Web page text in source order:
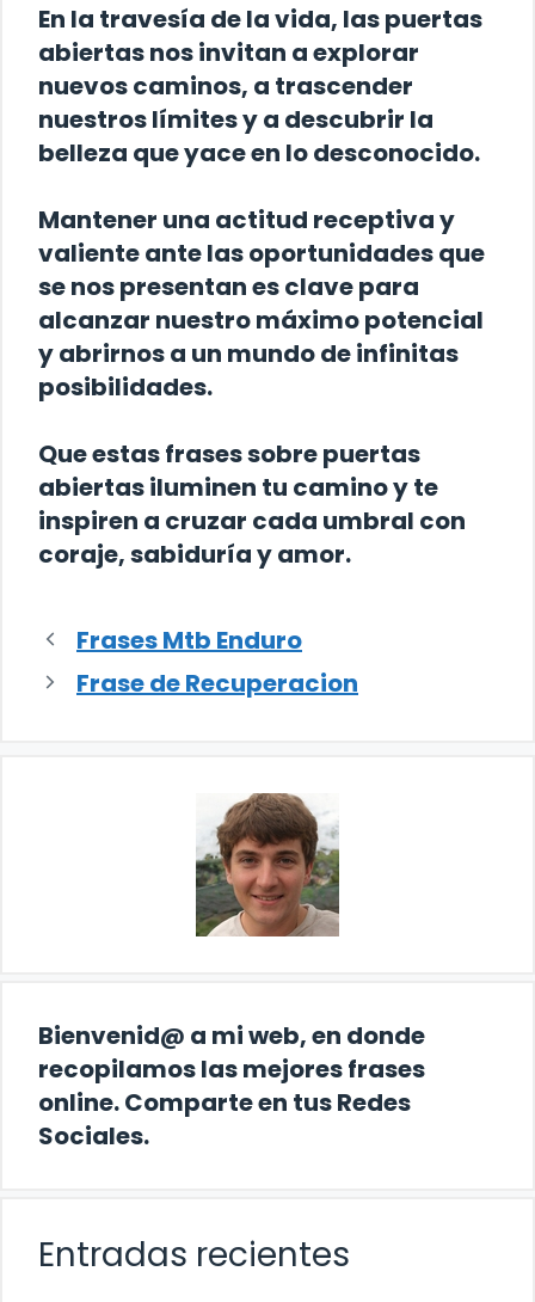
En la travesía de la vida, las puertas
abiertas nos invitan a explorar
nuevos caminos, a trascender
nuestros límites y a descubrir la
belleza que yace en lo desconocido.
Mantener una actitud receptiva y
valiente ante las oportunidades que
se nos presentan es clave para
alcanzar nuestro máximo potencial
y abrirnos a un mundo de infinitas
posibilidades.
Que estas frases sobre puertas
abiertas iluminen tu camino y te
inspiren a cruzar cada umbral con
coraje, sabiduría y amor.
Frases Mtb Enduro
Frase de Recuperacion
Bienvenid@ a mi web, en donde
recopilamos las mejores frases
online. Comparte en tus Redes
Sociales.
Entradas recientes